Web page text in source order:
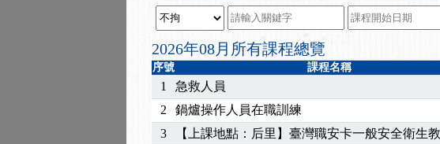
2025/07/06
【中心公告】颱風假114/07/07停班停課
2025/06/06【進修課程】～～前導課程看這邊推出囉～
2025/05/29【進修課程】前導課程推出公告！
2025/04/28【進修課程】要怎麼進修自我？課程百百
2025/01/21「高壓氣體製造安全主任」、「隧道等襯
訓測驗
2025/01/15【線上課程】碳中和核心職能系列課程資訊
2026/07/15【免費研習】115年製造業危害預防職場安
2026年08月所有課程總覽
序號 課程名稱
1 急救人員
2 鍋爐操作人員在職訓練
3 【上課地點：后里】臺灣職安卡一般安全衛生